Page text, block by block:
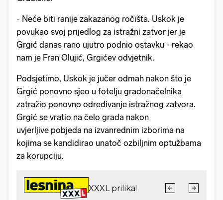
- Neće biti ranije zakazanog ročišta. Uskok je
povukao svoj prijedlog za istražni zatvor jer je
Grgić danas rano ujutro podnio ostavku - rekao
nam je Fran Olujić, Grgićev odvjetnik.
Podsjetimo, Uskok je jučer odmah nakon što je
Grgić ponovno sjeo u fotelju gradonačelnika
zatražio ponovno određivanje istražnog zatvora.
Grgić se vratio na čelo grada nakon
uvjerljive pobjeda na izvanrednim izborima na
kojima se kandidirao unatoč ozbiljnim optužbama
za korupciju.